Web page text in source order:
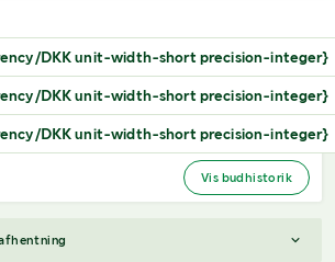
DKK unit-width-short precision-integer}
DKK unit-width-short precision-integer}
DKK unit-width-short precision-integer}
Vis budhistorik